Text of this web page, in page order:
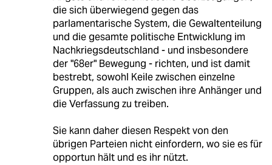
die sich überwiegend gegen das
parlamentarische System, die Gewaltenteilung
und die gesamte politische Entwicklung im
Nachkriegsdeutschland - und insbesondere
der "68er" Bewegung - richten, und ist damit
bestrebt, sowohl Keile zwischen einzelne
Gruppen, als auch zwischen ihre Anhänger und
die Verfassung zu treiben.
Sie kann daher diesen Respekt von den
übrigen Parteien nicht einfordern, wo sie es für
opportun hält und es ihr nützt.